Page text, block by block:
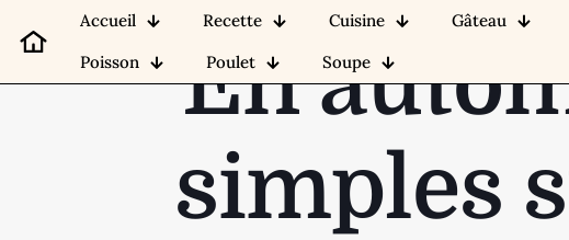
Accueil Recette Cuisine
Gâteau
Poisson
Poulet Soupe
En
simples